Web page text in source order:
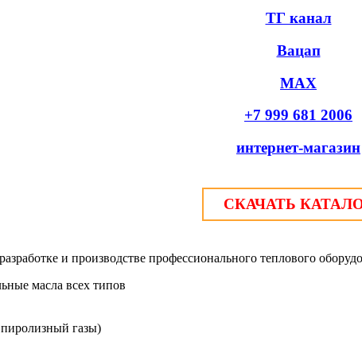
ТГ канал
Вацап
MAX
+7 999 681 2006
интернет-магазин
СКАЧАТЬ
и производстве профессионального теплового
масла всех типов
газы)